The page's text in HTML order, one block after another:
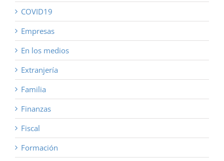
COVID19
Empresas
En los medios
Extranjería
Familia
Finanzas
Fiscal
Formación